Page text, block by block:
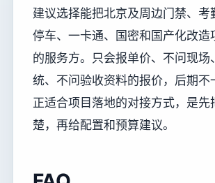
建议选择能把北京及周边门禁、考
停车、一卡通、国密和国产化改造
的服务方。只会报单价、不问现场
统、不问验收资料的报价，后期不
正适合项目落地的对接方式，是先
楚，再给配置和预算建议。